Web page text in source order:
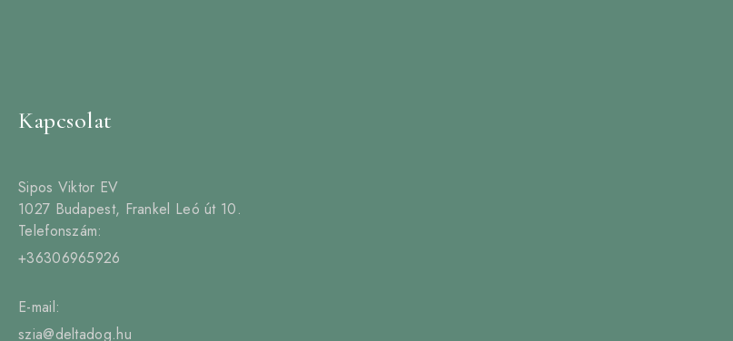
Kapcsolat
Sipos Viktor EV
1027 Budapest, Frankel Leó út 10.
Telefonszám:
+36306965926
E-mail:
szia@deltadog.hu